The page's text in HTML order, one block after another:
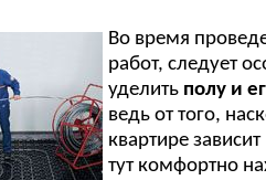
Во время
работ, следует
уделить полу и
ведь от того,
квартире
тут комфортно